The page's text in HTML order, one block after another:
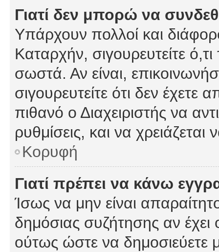
Γιατί δεν μπορώ να
Υπάρχουν πολλοί και
Καταρχήν, σιγουρευτείτε
σωστά. Αν είναι,
σιγουρευτείτε ότι δεν έχετε
πιθανό ο Διαχειριστής να
ρυθμίσεις, και να χρειάζεται
Κορυφή
Γιατί πρέπει να κάνω
Ίσως να μην είναι
δημόσιας συζήτησης αν έχει
ούτως ώστε να δημοσιεύετε